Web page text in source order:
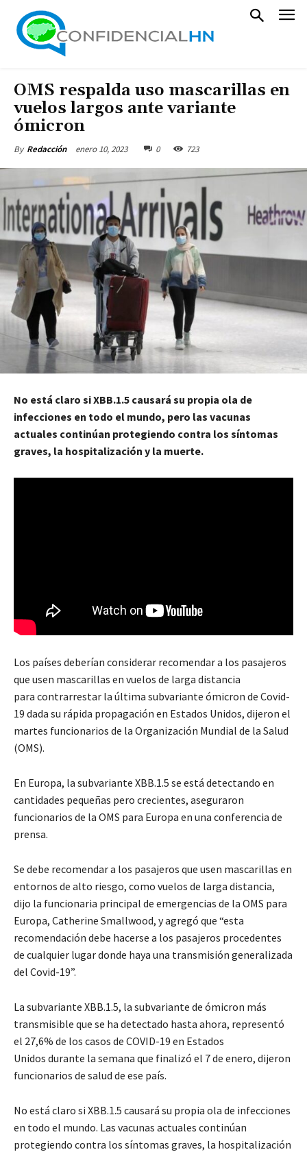
OMS respalda uso mascarillas en
vuelos largos ante variante
ómicron
By Redacción enero 10, 2023 0 723
No está claro si XBB.1.5 causará su propia ola de
infecciones en todo el mundo, pero las vacunas
actuales continúan protegiendo contra los síntomas
graves, la hospitalización y la muerte.
Los países deberían considerar recomendar a los pasajeros
que usen mascarillas en vuelos de larga distancia
para contrarrestar la última subvariante ómicron de Covid-
19 dada su rápida propagación en Estados Unidos, dijeron el
martes funcionarios de la Organización Mundial de la Salud
(OMS).
En Europa, la subvariante XBB.1.5 se está detectando en
cantidades pequeñas pero crecientes, aseguraron
funcionarios de la OMS para Europa en una conferencia de
prensa.
Se debe recomendar a los pasajeros que usen mascarillas en
entornos de alto riesgo, como vuelos de larga distancia,
dijo la funcionaria principal de emergencias de la OMS para
Europa, Catherine Smallwood, y agregó que “esta
recomendación debe hacerse a los pasajeros procedentes
de cualquier lugar donde haya una transmisión generalizada
del Covid-19”.
La subvariante XBB.1.5, la subvariante de ómicron más
transmisible que se ha detectado hasta ahora, representó
el 27,6% de los casos de COVID-19 en Estados
Unidos durante la semana que finalizó el 7 de enero, dijeron
funcionarios de salud de ese país.
No está claro si XBB.1.5 causará su propia ola de infecciones
en todo el mundo. Las vacunas actuales continúan
protegiendo contra los síntomas graves, la hospitalización